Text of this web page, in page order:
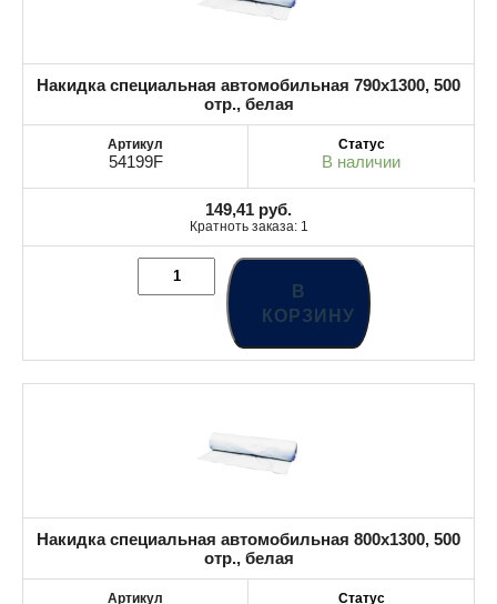
Накидка специальная автомобильная 790х1300, 500
отр., белая
54199F В наличии
149,41 руб.
Кратноть заказа: 1
В
КОРЗИНУ
Накидка специальная автомобильная 800х1300, 500
отр., белая